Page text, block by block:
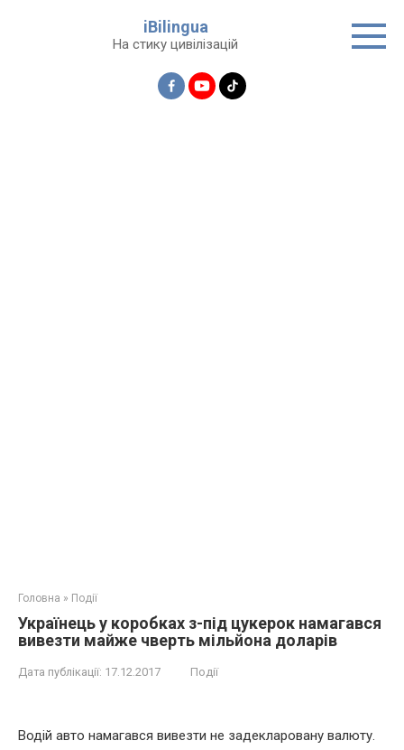
iBilingua
На стику цивілізацій
Головна » Події
Українець у коробках з-під цукерок намагався
вивезти майже чверть мільйона доларів
Дата публікації: 17.12.2017 Події
Водій авто намагався вивезти не задекларовану валюту.